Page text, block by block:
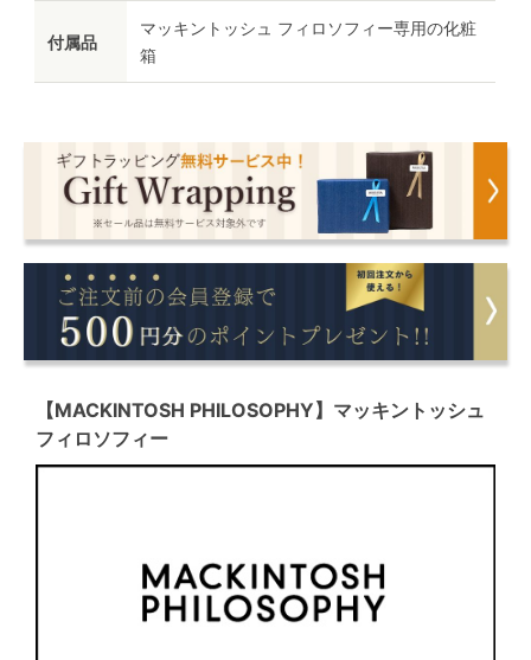
付属品
マッキントッシュ フィロソフィー専用の化粧
箱
【MACKINTOSH PHILOSOPHY】マッキントッシュ
フィロソフィー